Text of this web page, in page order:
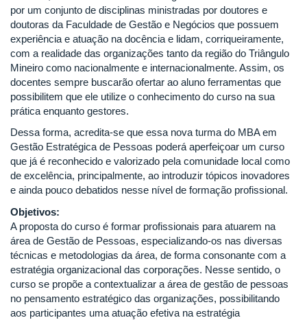
por um conjunto de disciplinas ministradas por doutores e
doutoras da Faculdade de Gestão e Negócios que possuem
experiência e atuação na docência e lidam, corriqueiramente,
com a realidade das organizações tanto da região do Triângulo
Mineiro como nacionalmente e internacionalmente. Assim, os
docentes sempre buscarão ofertar ao aluno ferramentas que
possibilitem que ele utilize o conhecimento do curso na sua
prática enquanto gestores.
Dessa forma, acredita-se que essa nova turma do MBA em
Gestão Estratégica de Pessoas poderá aperfeiçoar um curso
que já é reconhecido e valorizado pela comunidade local como
de excelência, principalmente, ao introduzir tópicos inovadores
e ainda pouco debatidos nesse nível de formação profissional.
Objetivos:
A proposta do curso é formar profissionais para atuarem na
área de Gestão de Pessoas, especializando-os nas diversas
técnicas e metodologias da área, de forma consonante com a
estratégia organizacional das corporações. Nesse sentido, o
curso se propõe a contextualizar a área de gestão de pessoas
no pensamento estratégico das organizações, possibilitando
aos participantes uma atuação efetiva na estratégia